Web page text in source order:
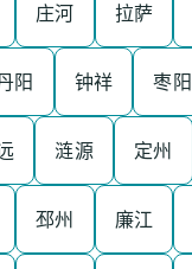
庄河 拉萨
阳 钟祥 枣阳
涟源 定州
邳州 廉江